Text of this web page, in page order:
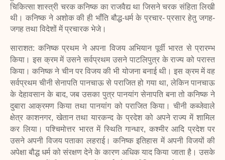
चिकित्सा शास्त्री चरक कनिष्क का राजवैद्य था जिसने चरक संहिता लिखी
थी। कनिष्क ने अशोक की ही भाँति बौद्ध-धर्म के प्रचार- प्रसार हेतु जगह-
जगह तथा विदेशों में प्रचारक भेजे।
साराशत: कनिष्क प्रथम ने अपना विजय अभियान पूर्वी भारत से प्रारम्भ
किया। इस क्रम में उसने सर्वप्रथम उसने पाटलिपुत्र के राज्य को परास्त
किया। कनिष्क ने चीन पर विजय की भी योजना बनाई थी। इस क्रम में वह
सर्वप्रथम चीनी सेनापति पानचाऊ से पराजित हो गया था, लेकिन पानचाऊ
के देहावसान के बाद, जब उसका पुत्र पानयांग सेनापति बना तो कनिष्क ने
दुबारा आक्रमण किया तथा पानयांग को पराजित किया। चीनी कब्जेवाले
क्षेत्र काशनगर, खेतान तथा यारकन्द के प्रदेश को अपने राज्य में शामिल
कर लिया। पश्चिमोत्तर भारत में स्थिति गान्धार, कश्मीर आदि प्रदेश पर
उसने अपनी विजय पताका लहराई। कनिष्क इतिहास में अपनी विजयों की
अपेक्षा बौद्ध धर्म को संरक्षण देने के कारण अधिक याद किया जाता है। उसके